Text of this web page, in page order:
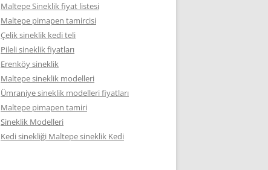
Maltepe Sineklik fiyat listesi
Maltepe pimapen tamircisi
Çelik sineklik kedi teli
Pileli sineklik fiyatları
Erenköy sineklik
Maltepe sineklik modelleri
Ümraniye sineklik modelleri fiyatları
Maltepe pimapen tamiri
Sineklik Modelleri
Kedi sinekliği Maltepe sineklik Kedi